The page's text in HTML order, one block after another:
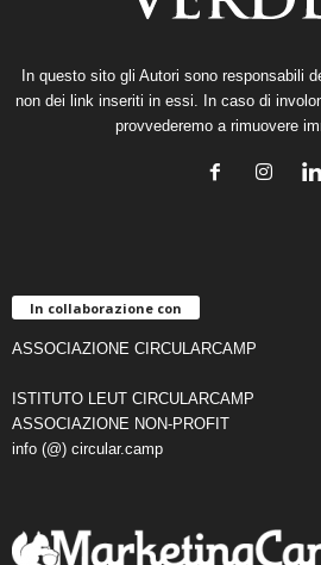
In questo sito gli Autori sono responsabili
non dei link inseriti in essi. In caso di
provvederemo a rimuovere
In collaborazione con
ASSOCIAZIONE CIRCULARCAMP
ISTITUTO LEUT CIRCULARCAMP
ASSOCIAZIONE NON-PROFIT
info (@) circular.camp